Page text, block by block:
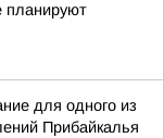
планируют
для одного из
Прибайкалья